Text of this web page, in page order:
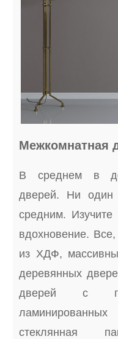
Межкомнатная
В среднем в
дверей. Ни
средним.
вдохновение.
из ХДФ,
деревянных
дверей с
стеклянная